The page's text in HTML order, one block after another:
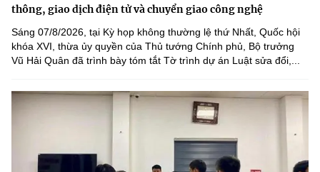
thông, giao dịch điện tử và chuyển giao công nghệ
Sáng 07/8/2026, tại Kỳ họp không thường lệ thứ Nhất, Quốc hội
khóa XVI, thừa ủy quyền của Thủ tướng Chính phủ, Bộ trưởng
Vũ Hải Quân đã trình bày tóm tắt Tờ trình dự án Luật sửa đổi,...